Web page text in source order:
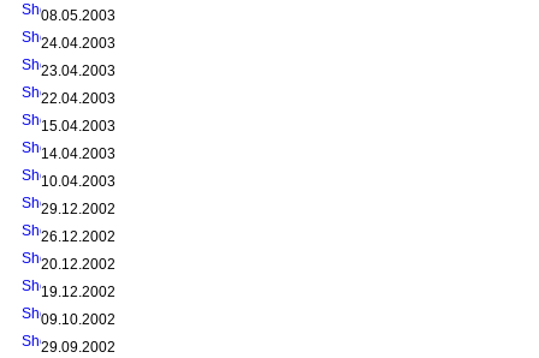
08.05.2003
24.04.2003
23.04.2003
22.04.2003
15.04.2003
14.04.2003
10.04.2003
29.12.2002
26.12.2002
20.12.2002
19.12.2002
09.10.2002
29.09.2002